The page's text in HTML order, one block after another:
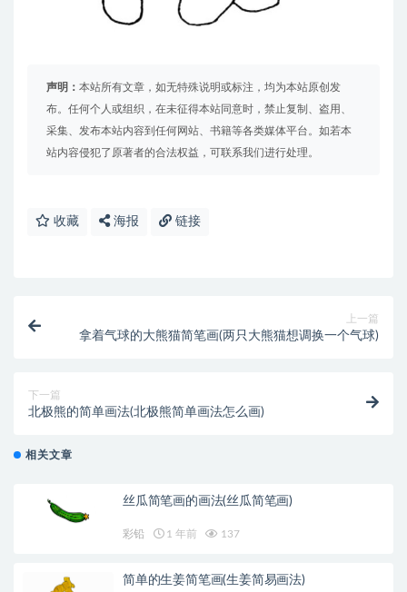
声明： 本站所有文章，如无特殊说明或标注，均为本站原创发
布。任何个人或组织，在未征得本站同意时，禁止复制、盗用、
采集、发布本站内容到任何网站、书籍等各类媒体平台。如若本
站内容侵犯了原著者的合法权益，可联系我们进行处理。
收藏 海报 链接
上一篇
拿着气球的大熊猫简笔画(两只大熊猫想调换一个气球)
下一篇
北极熊的简单画法(北极熊简单画法怎么画)
相关文章
丝瓜简笔画的画法(丝瓜简笔画)
彩铅 1 年前 137
简单的生姜简笔画(生姜简易画法)